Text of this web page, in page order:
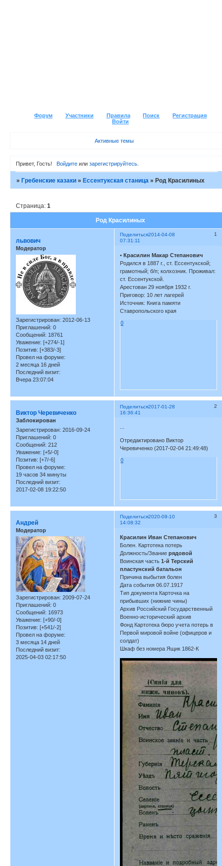
Форум Участники Правила Поиск
Регистрация
Войти
Активные темы
Привет, Гость! Войдитеили зарегистрируйтесь.
»Гребенские казаки »Ессентукская станица »Род Красилиных
Род Красилиных
Страница:1
Поделиться 1
2014-04-08
07:31:11
львович
Модератор
Зарегистрирован: 2012-06-13
Приглашений: 0
Сообщений: 18761
Уважение: [+274/-1]
Позитив: [+383/-3]
Провел на форуме:
2 месяца 16 дней
Последний визит:
Вчера 23:07:04
•Красилин Макар Степанович
Родился в 1887 г., ст. Ессентукской;
грамотный; б/п; колхозник. Проживал:
ст. Ессентукской.
Арестован 29 ноября 1932 г.
Приговор: 10 лет лагерей
Источник: Книга памяти
Ставропольского края
0
Поделиться 2
2017-01-28
16:36:41
Виктор Черевиченко
Заблокирован
Зарегистрирован: 2016-09-24
Приглашений: 0
Сообщений: 212
Уважение: [+5/-0]
Позитив: [+7/-6]
Провел на форуме:
19 часов 34 минуты
Последний визит:
2017-02-08 19:22:50
Отредактировано Виктор
Черевиченко (2017-02-04 21:49:48)
0
Поделиться 3
2020-09-10
14:08:32
Андрей
Модератор
Зарегистрирован: 2009-07-24
Приглашений: 0
Сообщений: 16973
Уважение: [+90/-0]
Позитив: [+541/-2]
Провел на форуме:
3 месяца 14 дней
Последний визит:
2025-04-03 02:17:50
Красилин Иван Степанович
Болен. Картотека потерь
Должность/Званиерядовой
Воинская часть1-й Терский
пластунский батальон
Причина выбытия болен
Дата события 06.07.1917
Тип документа Карточка на
прибывших (нижние чины)
Архив Российский Государственный
Военно-исторический архив
Фонд Картотека бюро учета потерь в
Первой мировой войне (офицеров и
солдат)
Шкаф без номера Ящик 1862-К